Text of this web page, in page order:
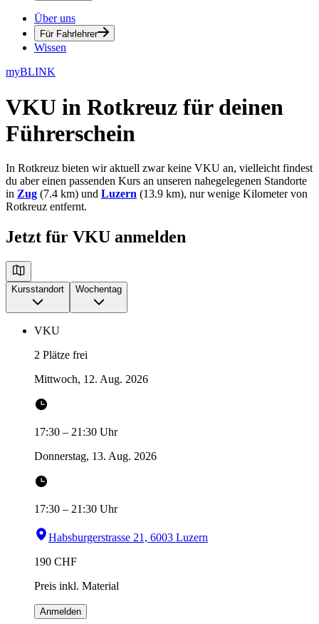
Über uns
Für Fahrlehrer
Wissen
myBLINK
VKU in Rotkreuz für deinen
Führerschein
In Rotkreuz bieten wir aktuell zwar keine VKU an, vielleicht findest
du aber einen passenden Kurs an unseren nahegelegenen Standorte
in Zug (7.4 km) und Luzern (13.9 km), nur wenige Kilometer von
Rotkreuz entfernt.
Jetzt für VKU anmelden
Kursstandort Wochentag
VKU
2 Plätze frei
Mittwoch, 12. Aug. 2026
17:30 – 21:30 Uhr
Donnerstag, 13. Aug. 2026
17:30 – 21:30 Uhr
Habsburgerstrasse 21, 6003 Luzern
190 CHF
Preis inkl. Material
Anmelden